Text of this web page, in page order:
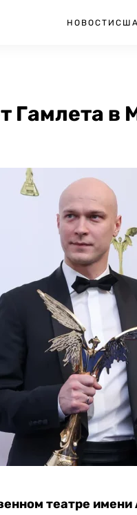
НОВОСТИ США
Гамлета в
театре